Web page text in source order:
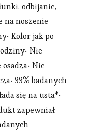
odbijanie,
na noszenie
Kolor jak po
Nie
Nie
99% badanych
się na usta*•
zapewniał